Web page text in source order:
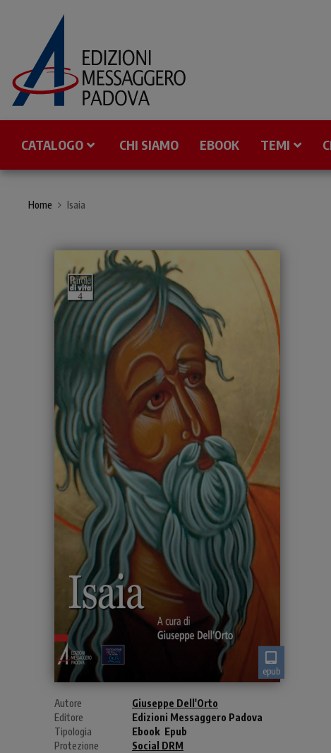
CATALOGO CHI SIAMO EBOOK TEMI
Home Isaia
epub
Autore
Giuseppe Dell'Orto
Editore
Edizioni Messaggero Padova
Tipologia
Ebook Epub
Protezione
Social DRM